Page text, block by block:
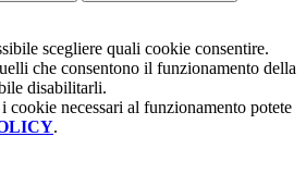
scegliere quali cookie consentire.
che consentono il funzionamento della
disabilitarli.
cookie necessari al funzionamento potete
.